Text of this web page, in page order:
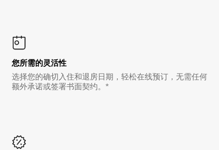
您所需的灵活性
选择您的确切入住和退房日期，轻松在线预订，无需任何
额外承诺或签署书面契约。*